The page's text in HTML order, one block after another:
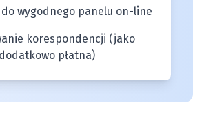
wygodnego panelu on-line
korespondencji (jako
płatna)